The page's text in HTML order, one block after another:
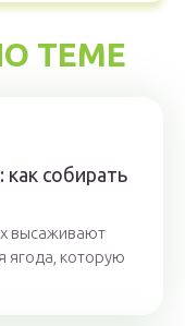
ТЕМЕ
как собирать
высаживают
ягода, которую